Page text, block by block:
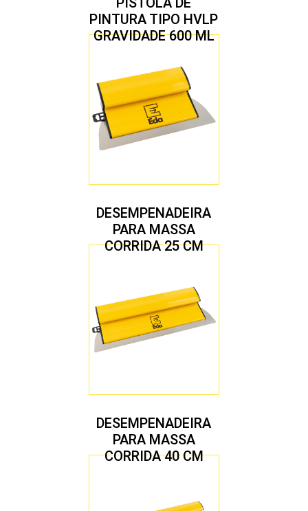
PINTURA TIPO HVLP
GRAVIDADE 600 ML
1,7 MM
DESEMPENADEIRA
PARA MASSA
CORRIDA 25 CM
DESEMPENADEIRA
PARA MASSA
CORRIDA 40 CM